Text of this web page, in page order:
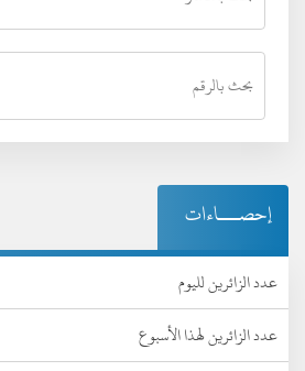
إحصـــاءات
عدد الزائرين لليوم
عدد الزائرين لهذا الأسبوع